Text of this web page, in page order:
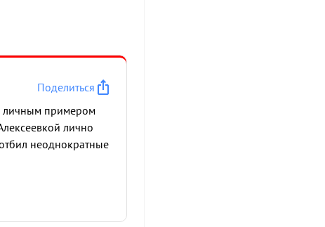
Поделиться
личным примером
лично
неоднократные